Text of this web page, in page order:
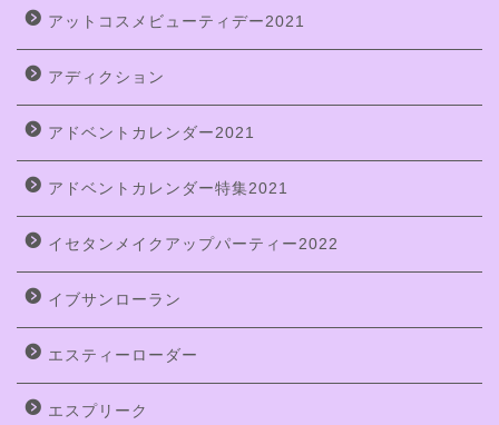
アットコスメビューティデー2021
アディクション
アドベントカレンダー2021
アドベントカレンダー特集2021
イセタンメイクアップパーティー2022
イブサンローラン
エスティーローダー
エスプリーク